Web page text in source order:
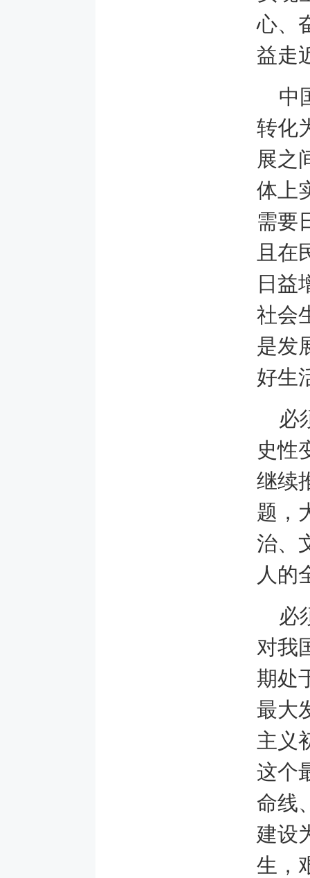
心、
益走
中
转化
展之
体上
需要
且在
日益
社会
是发
好生
必
史性
继续
题，
治、
人的
必
对我
期处
最大
主义
这个
命线
建设
生，